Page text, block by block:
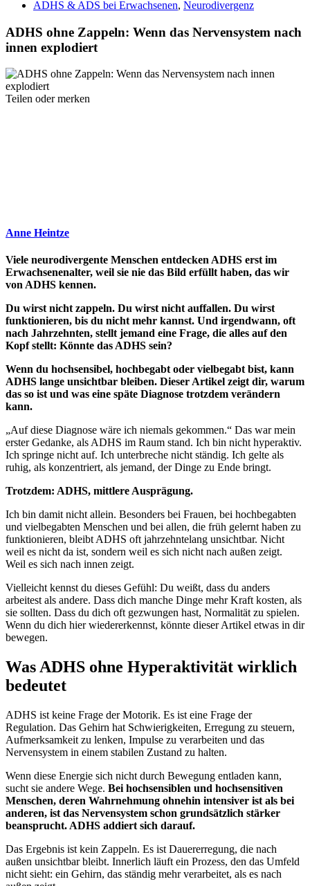
ADHS & ADS bei Erwachsenen, Neurodivergenz
ADHS ohne Zappeln: Wenn das Nervensystem nach
innen explodiert
Teilen oder merken
Anne Heintze
Viele neurodivergente Menschen entdecken ADHS erst im
Erwachsenenalter, weil sie nie das Bild erfüllt haben, das wir
von ADHS kennen.
Du wirst nicht zappeln. Du wirst nicht auffallen. Du wirst
funktionieren, bis du nicht mehr kannst. Und irgendwann, oft
nach Jahrzehnten, stellt jemand eine Frage, die alles auf den
Kopf stellt: Könnte das ADHS sein?
Wenn du hochsensibel, hochbegabt oder vielbegabt bist, kann
ADHS lange unsichtbar bleiben. Dieser Artikel zeigt dir, warum
das so ist und was eine späte Diagnose trotzdem verändern
kann.
„Auf diese Diagnose wäre ich niemals gekommen.“ Das war mein
erster Gedanke, als ADHS im Raum stand. Ich bin nicht hyperaktiv.
Ich springe nicht auf. Ich unterbreche nicht ständig. Ich gelte als
ruhig, als konzentriert, als jemand, der Dinge zu Ende bringt.
Trotzdem: ADHS, mittlere Ausprägung.
Ich bin damit nicht allein. Besonders bei Frauen, bei hochbegabten
und vielbegabten Menschen und bei allen, die früh gelernt haben zu
funktionieren, bleibt ADHS oft jahrzehntelang unsichtbar. Nicht
weil es nicht da ist, sondern weil es sich nicht nach außen zeigt.
Weil es sich nach innen zeigt.
Vielleicht kennst du dieses Gefühl: Du weißt, dass du anders
arbeitest als andere. Dass dich manche Dinge mehr Kraft kosten, als
sie sollten. Dass du dich oft gezwungen hast, Normalität zu spielen.
Wenn du dich hier wiedererkennst, könnte dieser Artikel etwas in dir
bewegen.
Was ADHS ohne Hyperaktivität wirklich
bedeutet
ADHS ist keine Frage der Motorik. Es ist eine Frage der
Regulation. Das Gehirn hat Schwierigkeiten, Erregung zu steuern,
Aufmerksamkeit zu lenken, Impulse zu verarbeiten und das
Nervensystem in einem stabilen Zustand zu halten.
Wenn diese Energie sich nicht durch Bewegung entladen kann,
sucht sie andere Wege. Bei hochsensiblen und hochsensitiven
Menschen, deren Wahrnehmung ohnehin intensiver ist als bei
anderen, ist das Nervensystem schon grundsätzlich stärker
beansprucht. ADHS addiert sich darauf.
Das Ergebnis ist kein Zappeln. Es ist Dauererregung, die nach
außen unsichtbar bleibt. Innerlich läuft ein Prozess, den das Umfeld
nicht sieht: ein Gehirn, das ständig mehr verarbeitet, als es nach